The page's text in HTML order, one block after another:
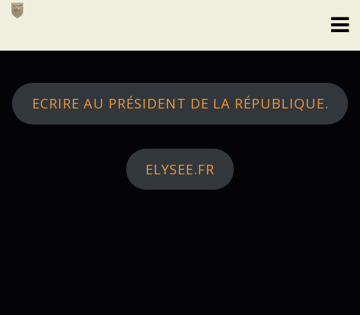
Skip
ECRIRE AU PRÉSIDENT DE LA RÉPUBLIQUE.
ELYSEE.FR